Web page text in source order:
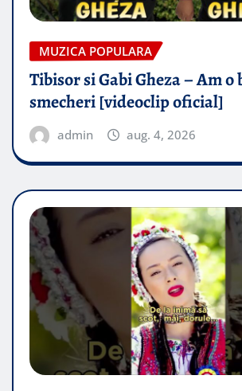
MUZICA POPULARA
Tibisor si Gabi Gheza – Am o
smecheri [videoclip oficial]
admin aug. 4, 2026